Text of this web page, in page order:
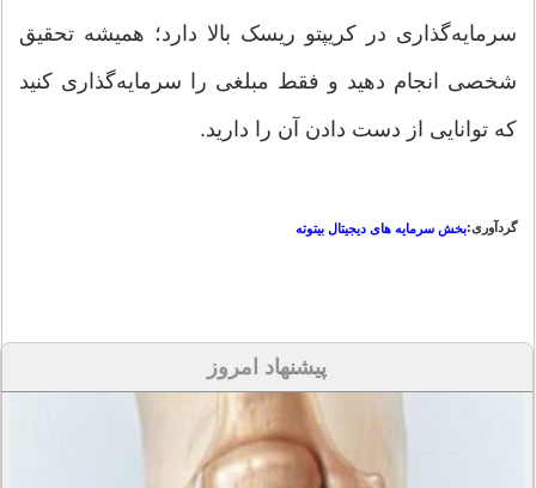
سرمایه‌گذاری در کریپتو ریسک بالا دارد؛ همیشه تحقیق
شخصی انجام دهید و فقط مبلغی را سرمایه‌گذاری کنید
که توانایی از دست دادن آن را دارید.
گردآوری:بخش سرمایه های دیجیتال بیتوته
پیشنهاد امروز